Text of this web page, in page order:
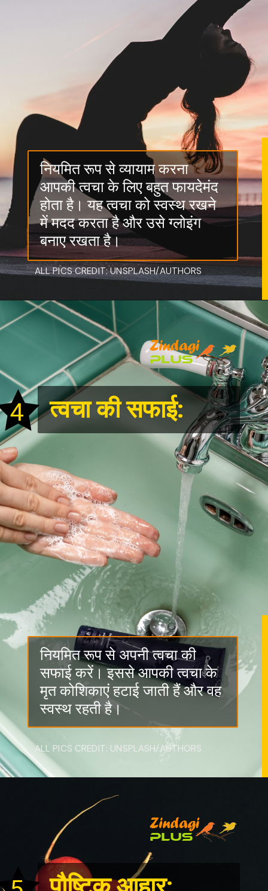
नियमित रूप से व्यायाम करना
आपकी त्वचा के लिए बहुत फायदेमंद
होता है। यह त्वचा को स्वस्थ रखने
में मदद करता है और उसे ग्लोइंग
बनाए रखता है।
ALL PICS CREDIT: UNSPLASH/AUTHORS
नियमित रूप से अपनी त्वचा की
सफाई करें। इससे आपकी त्वचा के
मृत कोशिकाएं हटाई जाती हैं और वह
स्वस्थ रहती है।
ALL PICS CREDIT: UNSPLASH/AUTHORS
4 त्वचा की सफाई: